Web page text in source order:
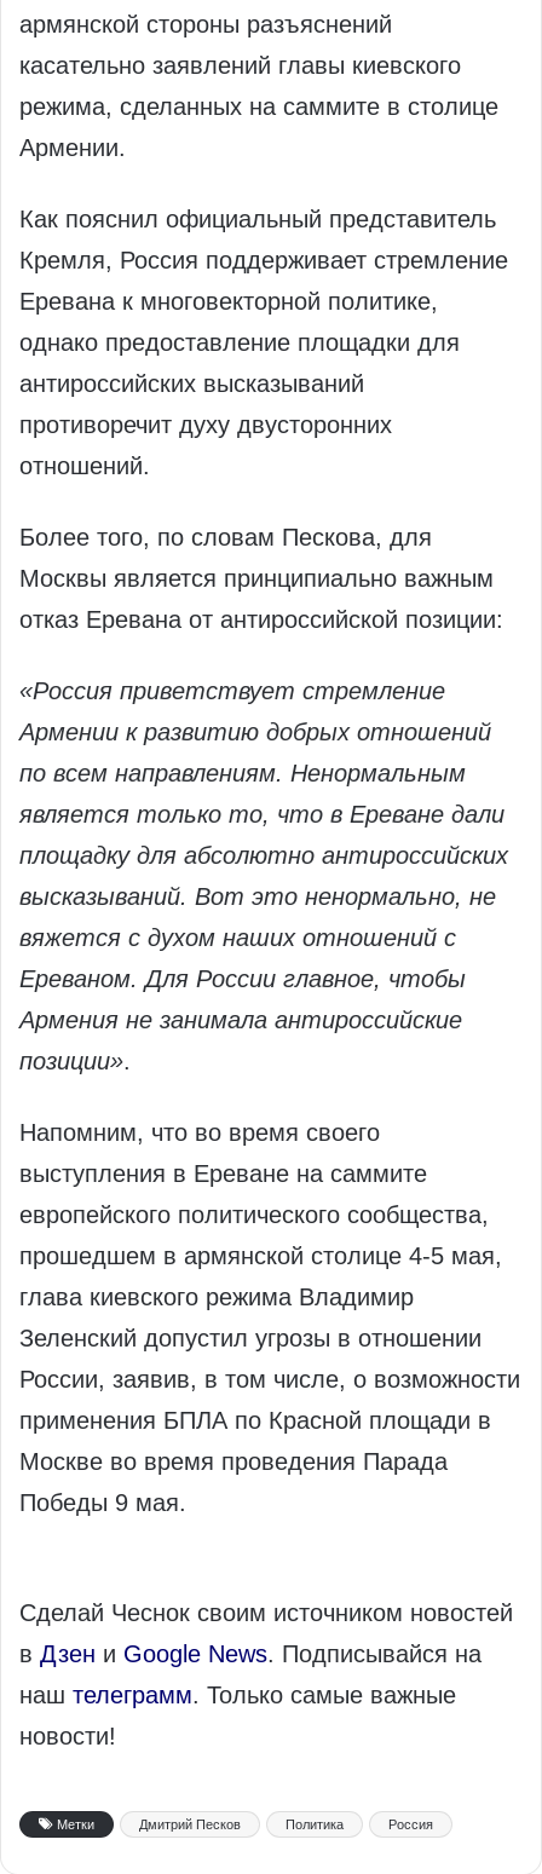
армянской стороны разъяснений
касательно заявлений главы киевского
режима, сделанных на саммите в столице
Армении.
Как пояснил официальный представитель
Кремля, Россия поддерживает стремление
Еревана к многовекторной политике,
однако предоставление площадки для
антироссийских высказываний
противоречит духу двусторонних
отношений.
Более того, по словам Пескова, для
Москвы является принципиально важным
отказ Еревана от антироссийской позиции:
«Россия приветствует стремление
Армении к развитию добрых отношений
по всем направлениям. Ненормальным
является только то, что в Ереване дали
площадку для абсолютно антироссийских
высказываний. Вот это ненормально, не
вяжется с духом наших отношений с
Ереваном. Для России главное, чтобы
Армения не занимала антироссийские
позиции».
Напомним, что во время своего
выступления в Ереване на саммите
европейского политического сообщества,
прошедшем в армянской столице 4-5 мая,
глава киевского режима Владимир
Зеленский допустил угрозы в отношении
России, заявив, в том числе, о возможности
применения БПЛА по Красной площади в
Москве во время проведения Парада
Победы 9 мая.
Сделай Чеснок своим источником новостей
в Дзен и Google News. Подписывайся на
наш телеграмм. Только самые важные
новости!
Метки Дмитрий Песков Политика Россия